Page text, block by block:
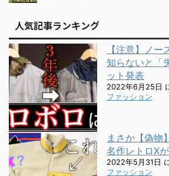
人気記事ランキング
【注意】ノ
知らないと「
ット発表
2022年6月25日
ファッション
まさか【偽物
名作レトロX
2022年5月31日
ファッション